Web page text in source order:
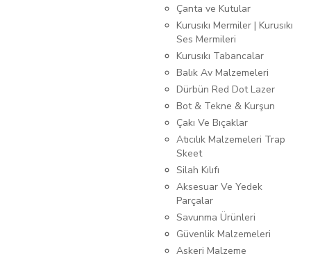
Çanta ve Kutular
Kurusıkı Mermiler | Kurusıkı
Ses Mermileri
Kurusıkı Tabancalar
Balık Av Malzemeleri
Dürbün Red Dot Lazer
Bot & Tekne & Kurşun
Çakı Ve Bıçaklar
Atıcılık Malzemeleri Trap
Skeet
Silah Kılıfı
Aksesuar Ve Yedek
Parçalar
Savunma Ürünleri
Güvenlik Malzemeleri
Askeri Malzeme